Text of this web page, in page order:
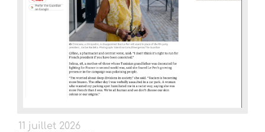
11 juillet 2026